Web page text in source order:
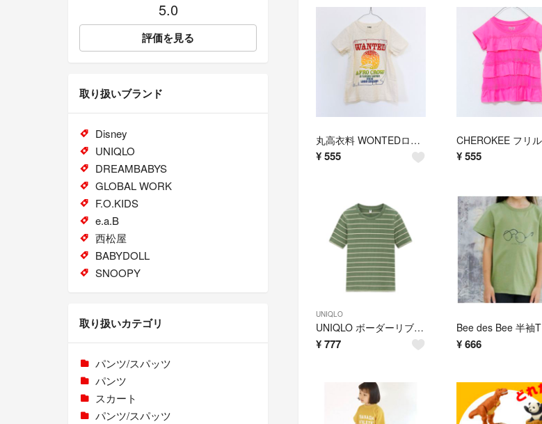
丸高衣料 WONTEDロゴ半袖Tシャツ トップス カットソー 半袖トップス
¥555 ¥555
UNIQLO
UNIQLO ボーダーリブTシャツ トップス リブトップス グリーン ボーダー 半袖Tシャツ カットソー リブデザイン 130
¥777 ¥666
5.0
評価を見る
取り扱いブランド
Disney
UNIQLO
DREAMBABYS
GLOBAL WORK
F.O.KIDS
e.a.B
西松屋
BABYDOLL
SNOOPY
取り扱いカテゴリ
パンツ/スパッツ
パンツ
スカート
パンツ/スパッツ